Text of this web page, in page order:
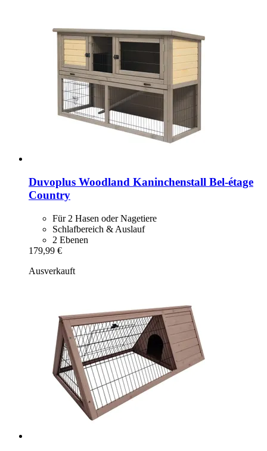
Duvoplus Woodland Kaninchenstall Bel-​étage
Country
Für 2 Hasen oder Nagetiere
Schlafbereich & Auslauf
2 Ebenen
179,99 €
Ausverkauft